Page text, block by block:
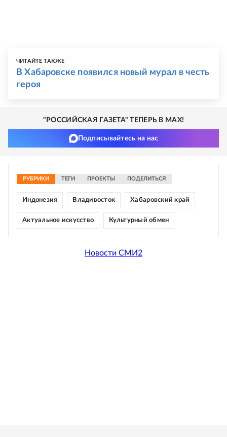
ЧИТАЙТЕ ТАКЖЕ
В Хабаровске появился новый мурал в честь
героя
"РОССИЙСКАЯ ГАЗЕТА" ТЕПЕРЬ В MAX!
Подписывайтесь на нас
РУБРИКИ ТЕГИ ПРОЕКТЫ ПОДЕЛИТЬСЯ
Индонезия Владивосток Хабаровский край
Актуальное искусство Культурный обмен
Новости СМИ2